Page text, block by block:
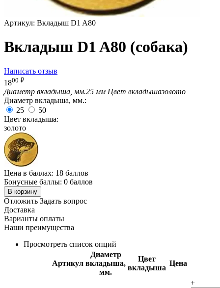
Артикул: Вкладыш D1 A80
Вкладыш D1 A80 (собака)
Написать отзыв
1800 ₽
Диаметр вкладыша, мм.25 мм Цвет вкладышазолото
Диаметр вкладыша, мм.:
25
50
Цвет вкладыша:
золото
Цена в баллах: 18 баллов
Бонусные баллы: 0 баллов
В корзину
Отложить Задать вопрос
Доставка
Варианты оплаты
Наши преимущества
Просмотреть список опций
Артикул
Диаметр
вкладыша,
мм.
Цвет
вкладыша
Цена
+